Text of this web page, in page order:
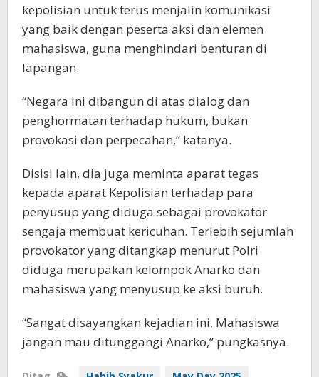
kepolisian untuk terus menjalin komunikasi
yang baik dengan peserta aksi dan elemen
mahasiswa, guna menghindari benturan di
lapangan.
“Negara ini dibangun di atas dialog dan
penghormatan terhadap hukum, bukan
provokasi dan perpecahan,” katanya.
Disisi lain, dia juga meminta aparat tegas
kepada aparat Kepolisian terhadap para
penyusup yang diduga sebagai provokator
sengaja membuat kericuhan. Terlebih sejumlah
provokator yang ditangkap menurut Polri
diduga merupakan kelompok Anarko dan
mahasiswa yang menyusup ke aksi buruh.
“Sangat disayangkan kejadian ini. Mahasiswa
jangan mau ditunggangi Anarko,” pungkasnya.